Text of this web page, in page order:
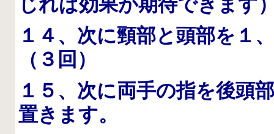
１４、次に頸部と頭部を１
（３回）
１５、次に両手の指を後頭
置きます。